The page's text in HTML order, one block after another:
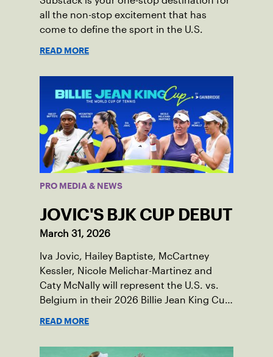
all the non-stop excitement that has
come to define the sport in the U.S.
READ MORE
PRO MEDIA & NEWS
JOVIC'S BJK CUP DEBUT
March 31, 2026
Iva Jovic, Hailey Baptiste, McCartney
Kessler, Nicole Melichar-Martinez and
Caty McNally will represent the U.S. vs.
Belgium in their 2026 Billie Jean King Cup
READ MORE